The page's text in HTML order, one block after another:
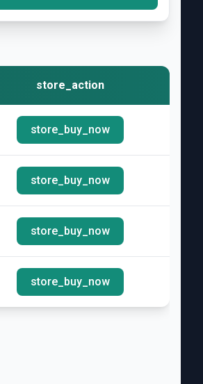
store_action
store_buy_now
store_buy_now
store_buy_now
store_buy_now